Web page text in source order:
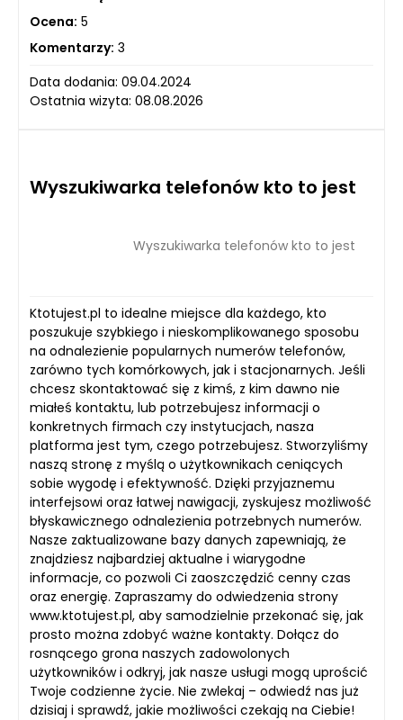
Ocena: 5
Komentarzy: 3
Data dodania: 09.04.2024
Ostatnia wizyta: 08.08.2026
Wyszukiwarka telefonów kto to jest
Wyszukiwarka telefonów kto to jest
Ktotujest.pl to idealne miejsce dla każdego, kto
poszukuje szybkiego i nieskomplikowanego sposobu
na odnalezienie popularnych numerów telefonów,
zarówno tych komórkowych, jak i stacjonarnych. Jeśli
chcesz skontaktować się z kimś, z kim dawno nie
miałeś kontaktu, lub potrzebujesz informacji o
konkretnych firmach czy instytucjach, nasza
platforma jest tym, czego potrzebujesz. Stworzyliśmy
naszą stronę z myślą o użytkownikach ceniących
sobie wygodę i efektywność. Dzięki przyjaznemu
interfejsowi oraz łatwej nawigacji, zyskujesz możliwość
błyskawicznego odnalezienia potrzebnych numerów.
Nasze zaktualizowane bazy danych zapewniają, że
znajdziesz najbardziej aktualne i wiarygodne
informacje, co pozwoli Ci zaoszczędzić cenny czas
oraz energię. Zapraszamy do odwiedzenia strony
www.ktotujest.pl, aby samodzielnie przekonać się, jak
prosto można zdobyć ważne kontakty. Dołącz do
rosnącego grona naszych zadowolonych
użytkowników i odkryj, jak nasze usługi mogą uprościć
Twoje codzienne życie. Nie zwlekaj – odwiedź nas już
dzisiaj i sprawdź, jakie możliwości czekają na Ciebie!